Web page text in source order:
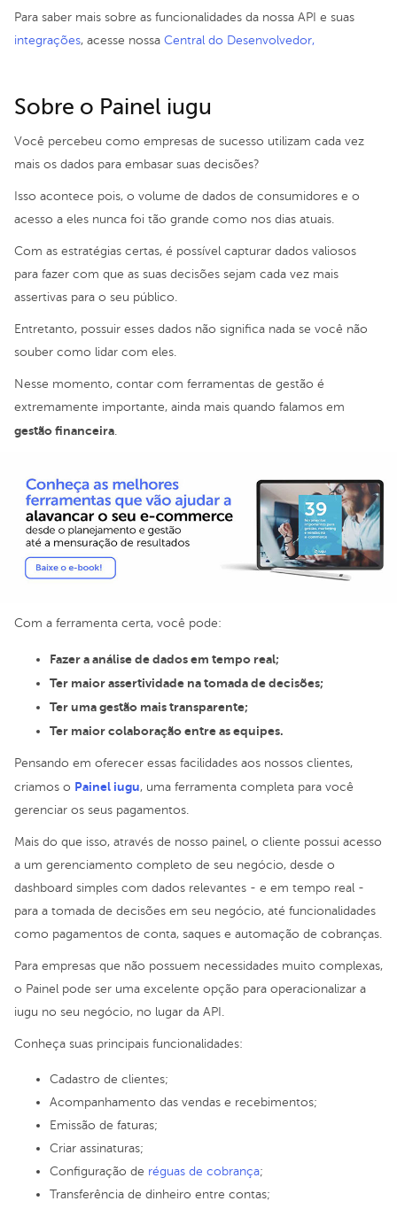
Para saber mais sobre as funcionalidades da nossa API e suas
integrações, acesse nossa Central do Desenvolvedor,
Sobre o Painel iugu
Você percebeu como empresas de sucesso utilizam cada vez
mais os dados para embasar suas decisões?
Isso acontece pois, o volume de dados de consumidores e o
acesso a eles nunca foi tão grande como nos dias atuais.
Com as estratégias certas, é possível capturar dados valiosos
para fazer com que as suas decisões sejam cada vez mais
assertivas para o seu público.
Entretanto, possuir esses dados não significa nada se você não
souber como lidar com eles.
Nesse momento, contar com ferramentas de gestão é
extremamente importante, ainda mais quando falamos em
gestão financeira.
Com a ferramenta certa, você pode:
Fazer a análise de dados em tempo real;
Ter maior assertividade na tomada de decisões;
Ter uma gestão mais transparente;
Ter maior colaboração entre as equipes.
Pensando em oferecer essas facilidades aos nossos clientes,
criamos o Painel iugu, uma ferramenta completa para você
gerenciar os seus pagamentos.
Mais do que isso, através de nosso painel, o cliente possui acesso
a um gerenciamento completo de seu negócio, desde o
dashboard simples com dados relevantes - e em tempo real -
para a tomada de decisões em seu negócio, até funcionalidades
como pagamentos de conta, saques e automação de cobranças.
Para empresas que não possuem necessidades muito complexas,
o Painel pode ser uma excelente opção para operacionalizar a
iugu no seu negócio, no lugar da API.
Conheça suas principais funcionalidades:
Cadastro de clientes;
Acompanhamento das vendas e recebimentos;
Emissão de faturas;
Criar assinaturas;
Configuração de réguas de cobrança;
Transferência de dinheiro entre contas;